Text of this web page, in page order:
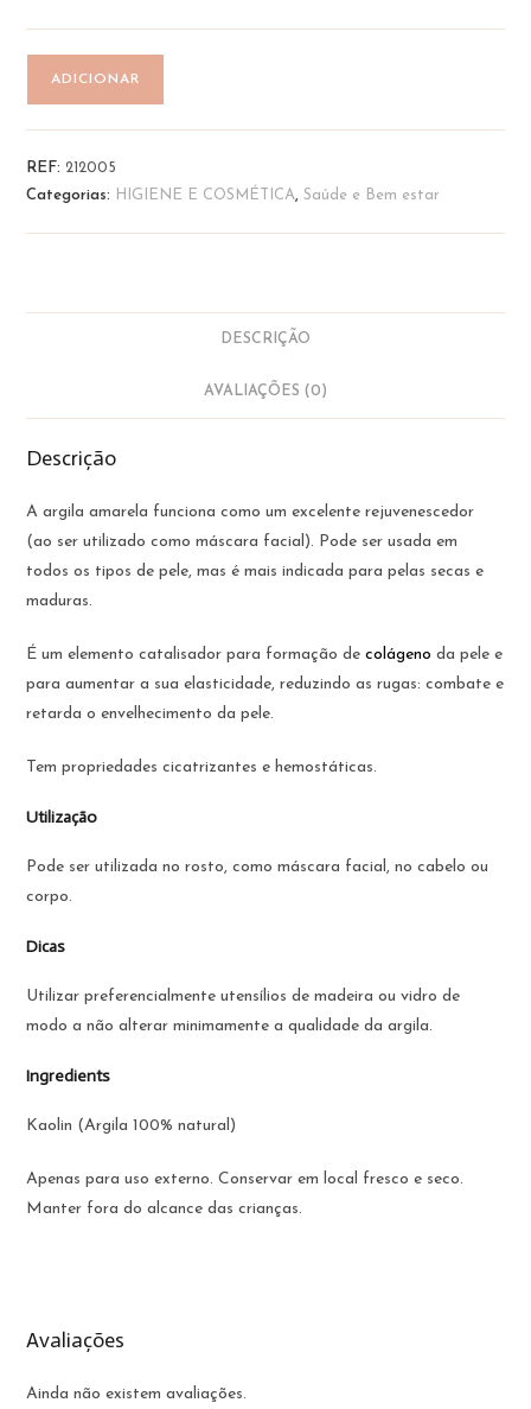
Argila
Super
ADICIONAR
REF:212005
Categorias:
HIGIENE E COSMÉTICA,Saúde e Bem estar
DESCRIÇÃO
AVALIAÇÕES (0)
Descrição
A argila amarela funciona como um excelente rejuvenescedor
(ao ser utilizado como máscara facial). Pode ser usada em
todos os tipos de pele, mas é mais indicada para pelas secas e
maduras.
É um elemento catalisador para formação decolágeno da pele e
para aumentar a sua elasticidade, reduzindo as rugas: combate e
retarda o envelhecimento da pele.
Tem propriedades cicatrizantes e hemostáticas.
Utilização
Pode ser utilizada no rosto, como máscara facial, no cabelo ou
corpo.
Dicas
Utilizar preferencialmente utensílios de madeira ou vidro de
modo a não alterar minimamente a qualidade da argila.
Ingredients
Kaolin (Argila 100% natural)
Apenas para uso externo. Conservar em local fresco e seco.
Manter fora do alcance das crianças.
Avaliações
Ainda não existem avaliações.